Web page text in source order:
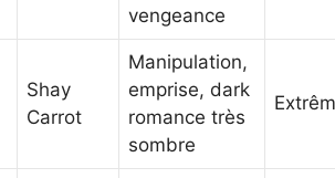
vengeance
Shay
Carrot
Manipulation,
emprise, dark
romance très
sombre